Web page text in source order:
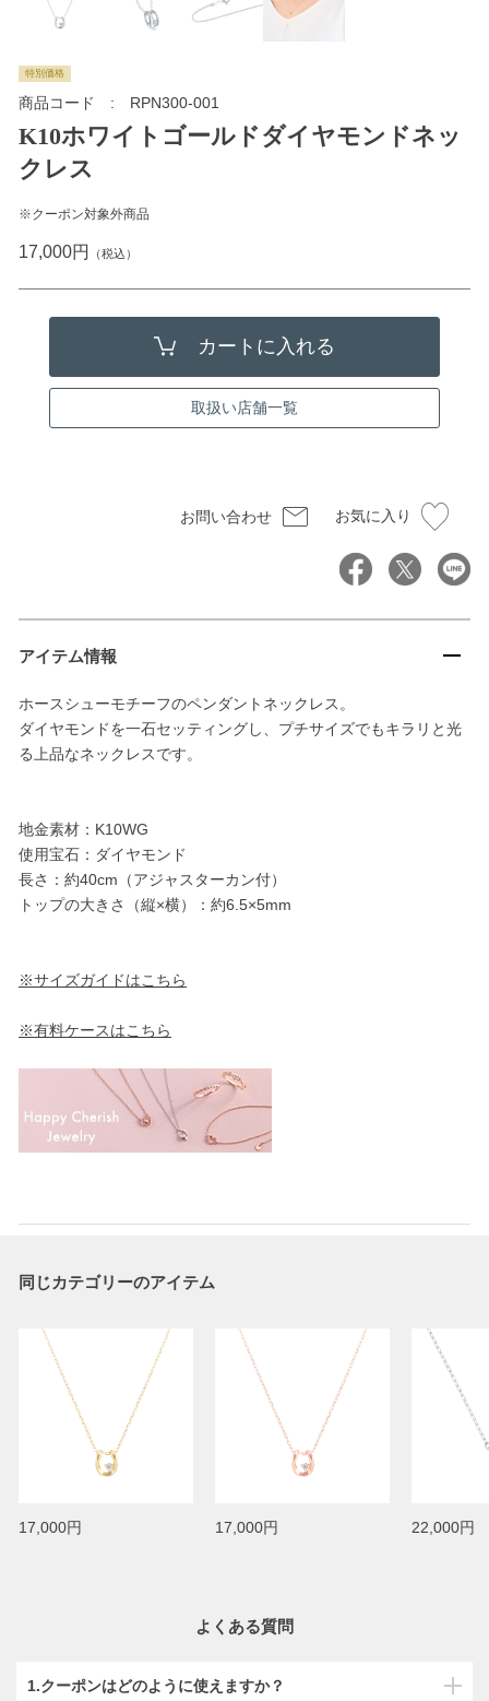
特別価格
商品コード RPN300-001
K10ホワイトゴールドダイヤモンドネッ
クレス
※クーポン対象外商品
17,000円 （税込）
取扱い店舗一覧
お問い合わせ お気に入り
アイテム情報
ホースシューモチーフのペンダントネックレス。
ダイヤモンドを一石セッティングし、プチサイズでもキラリと光
る上品なネックレスです。
地金素材：K10WG
使用宝石：ダイヤモンド
長さ：約40cm（アジャスターカン付）
トップの大きさ（縦×横）：約6.5×5mm
※サイズガイドはこちら
※有料ケースはこちら
同じカテゴリーのアイテム
17,000円 17,000円 22,000円
よくある質問
1.クーポンはどのように使えますか？